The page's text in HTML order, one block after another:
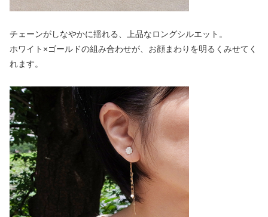
チェーンがしなやかに揺れる、上品なロングシルエット。
ホワイト×ゴールドの組み合わせが、お顔まわりを明るくみせてく
れます。